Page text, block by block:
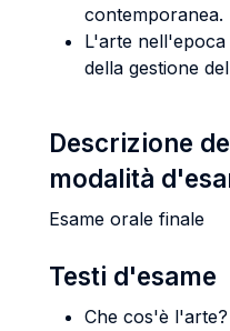
contemporanea.
L'arte nell'epoca
della gestione
Descrizione
modalità
Esame orale finale
Testi d'esame
Che cos'è